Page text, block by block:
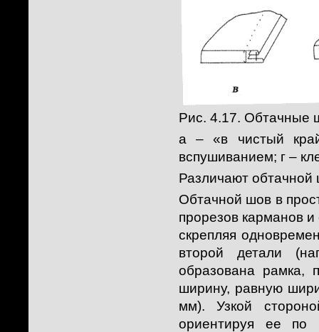
Рис. 4.17. Обтачные
а – «в чистый
вспушиванием; г –
Различают
Обтачной шов в
прорезов карманов
скрепляя
второй детали
образована рамка,
ширину, равную
мм). Узкой
ориентируя ее по